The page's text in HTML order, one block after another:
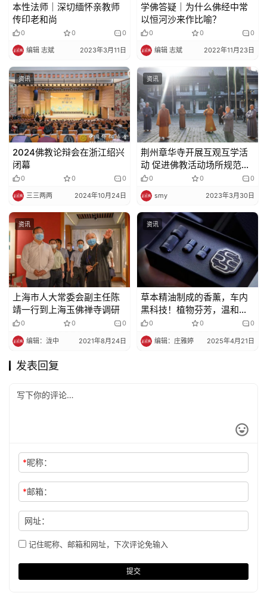
本性法师｜深切缅怀亲教师
传印老和尚
0 0 0
编辑 志斌 2023年3月11日
学佛答疑｜为什么佛经中常
以恒河沙来作比喻？
0 0 0
编辑 志斌 2022年11月23日
资讯
2024佛教论辩会在浙江绍兴
闭幕
0 0 0
三三两两 2024年10月24日
资讯
荆州章华寺开展互观互学活
动 促进佛教活动场所规范化
管理
0 0 0
smy 2023年3月30日
资讯
上海市人大常委会副主任陈
靖一行到上海玉佛禅寺调研
0 0 0
编辑：泷中 2021年8月24日
资讯
草本精油制成的香薰，车内
黑科技！植物芬芳，温和不
刺激，爱车内必备！
0 0 0
编辑：庄雅婷 2025年4月21日
发表回复
*昵称：
*邮箱：
网址：
记住昵称、邮箱和网址，下次评论免输入
提交